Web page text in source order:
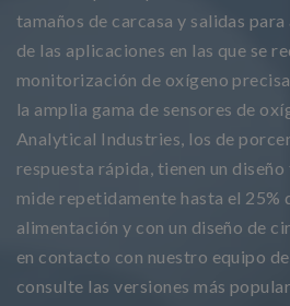
tamaños de carcasa y salidas
de las aplicaciones en las que se
monitorización de oxígeno
la amplia gama de sensores de
Analytical Industries, los de
respuesta rápida, tienen un
mide repetidamente hasta el 25%
alimentación y con un diseño de
en contacto con nuestro equipo
consulte las versiones más